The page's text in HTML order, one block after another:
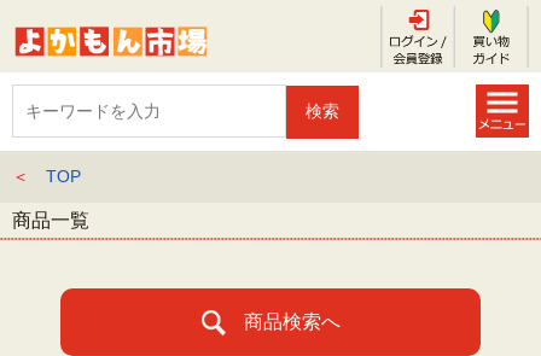
＜ TOP
商品一覧
商品検索へ